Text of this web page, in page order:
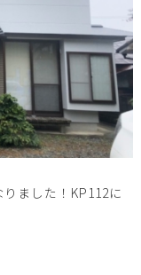
ました！KP112に